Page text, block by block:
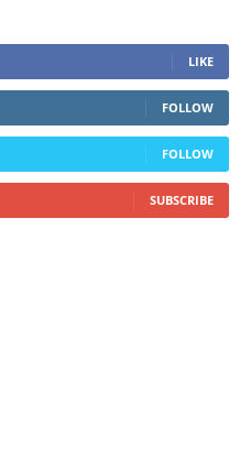
LIKE
FOLLOW
FOLLOW
SUBSCRIBE